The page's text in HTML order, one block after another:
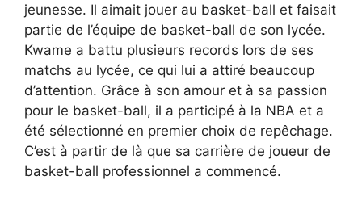
jeunesse. Il aimait jouer au basket-ball et faisait
partie de l’équipe de basket-ball de son lycée.
Kwame a battu plusieurs records lors de ses
matchs au lycée, ce qui lui a attiré beaucoup
d’attention. Grâce à son amour et à sa passion
pour le basket-ball, il a participé à la NBA et a
été sélectionné en premier choix de repêchage.
C’est à partir de là que sa carrière de joueur de
basket-ball professionnel a commencé.